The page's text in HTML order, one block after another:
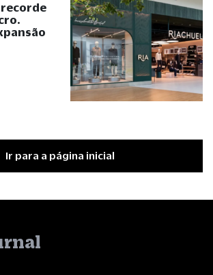
recorde
Ir para a página inicial